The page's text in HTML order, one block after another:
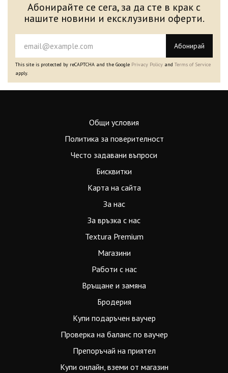
Абонирайте се сега, за да сте в крак с
нашите новини и ексклузивни оферти.
Абонирай
This site is protected by reCAPTCHA and the Google Privacy Policy and Terms of Service
apply.
Общи условия
Политика за поверителност
Често задавани въпроси
Бисквитки
Карта на сайта
За нас
За връзка с нас
Textura Premium
Магазини
Работи с нас
Връщане и замяна
Бродерия
Купи подаръчен ваучер
Проверка на баланс по ваучер
Препоръчай на приятел
Купи онлайн, вземи от магазин